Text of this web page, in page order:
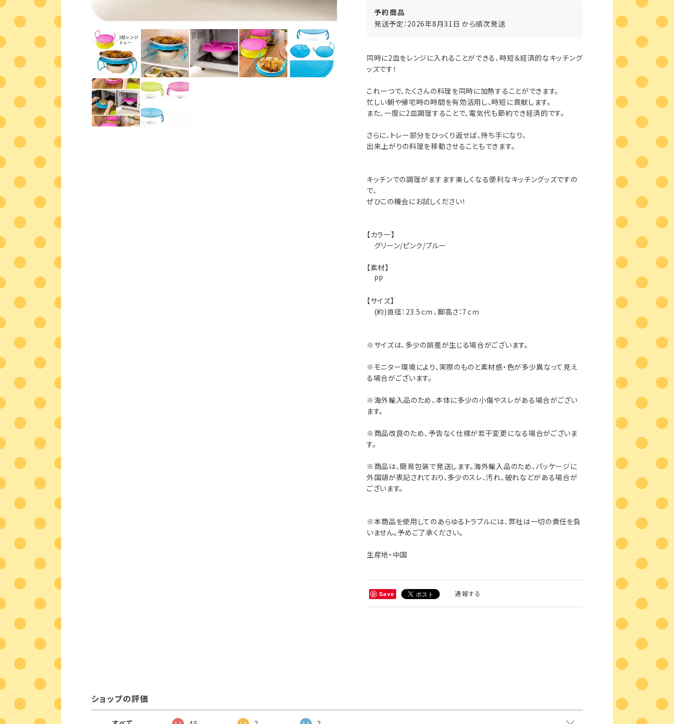
予約商品
発送予定：2026年8月31日 から順次発送
同時に2皿をレンジに入れることができる、時短＆経済的なキッチング
ッズです！
これ一つで、たくさんの料理を同時に加熱することができます。
忙しい朝や帰宅時の時間を有効活用し、時短に貢献します。
また、一度に2皿調理することで、電気代も節約でき経済的です。
さらに、トレー部分をひっくり返せば、持ち手になり、
出来上がりの料理を移動させることもできます。
キッチンでの調理がますます楽しくなる便利なキッチングッズですの
で、
ぜひこの機会にお試しください！
【カラー】
グリーン/ピンク/ブルー
【素材】
PP
【サイズ】
(約)直径：23.5ｃｍ、脚高さ：7ｃｍ
※サイズは、多少の誤差が生じる場合がございます。
※モニター環境により、実際のものと素材感・色が多少異なって見え
る場合がございます。
※海外輸入品のため、本体に多少の小傷やスレがある場合がござい
ます。
※商品改良のため、予告なく仕様が若干変更になる場合がございま
す。
※商品は、簡易包装で発送します。海外輸入品のため、パッケージに
外国語が表記されており、多少のスレ、汚れ、破れなどがある場合が
ございます。
※本商品を使用してのあらゆるトラブルには、弊社は一切の責任を負
いません。予めご了承ください。
生産地・中国
Save 通報する
ショップの評価